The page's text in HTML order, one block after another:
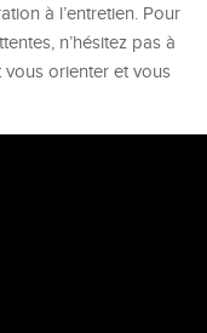
à l’entretien. Pour
n’hésitez pas à
vous orienter et vous